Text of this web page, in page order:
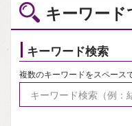
キーワード
キーワード検索
複数のキーワードをスペース